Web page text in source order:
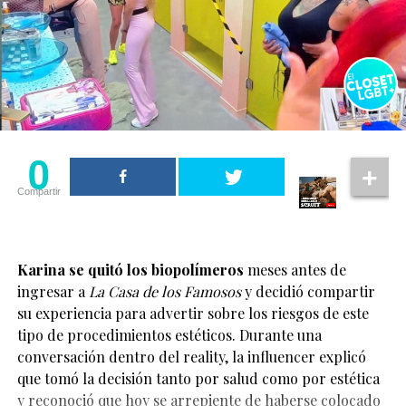
como “poco masculina”, se refuerza la idea de que
demostrar emociones pone en duda la identidad de un
hombre.
Ver esta publicación en Instagram
En la entrevista conPEOPLE
, el productor recordó con
entusiasmo la experiencia de realizar la serie.
“Amé a todo el elenco.
Me divertí muchísimo
haciendo ese
programa”.
una nueva audiencia con el paso de los años.
“Es interesante porque
volvió a cobrar fuerza.
Mucha gente joven la
0
Compartir
Karina se quitó los biopolímeros meses antes de
ingresar a La Casa de los Famososy decidió compartir
su experiencia para advertir sobre los riesgos de este
tipo de procedimientos estéticos. Durante una
conversación dentro del reality, la influencer explicó
que tomó la decisión tanto por salud como por estética
y reconoció que hoy se arrepiente de haberse colocado